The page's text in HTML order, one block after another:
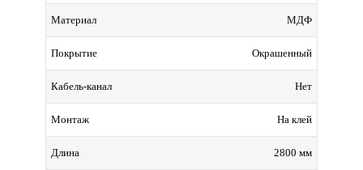
Материал МДФ
Покрытие Окрашенный
Кабель-канал Нет
Монтаж На клей
Длина 2800 мм